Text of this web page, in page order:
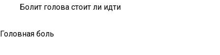
Болит голова стоит ли идти
Головная боль